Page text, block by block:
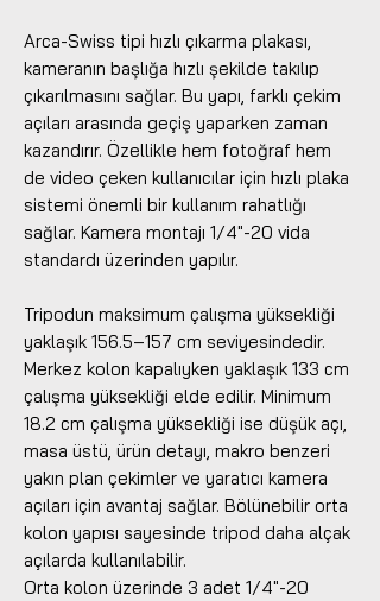
Arca-Swiss tipi hızlı çıkarma plakası,
kameranın başlığa hızlı şekilde takılıp
çıkarılmasını sağlar. Bu yapı, farklı çekim
açıları arasında geçiş yaparken zaman
kazandırır. Özellikle hem fotoğraf hem
de video çeken kullanıcılar için hızlı plaka
sistemi önemli bir kullanım rahatlığı
sağlar. Kamera montajı 1/4"-20 vida
standardı üzerinden yapılır.
Tripodun maksimum çalışma yüksekliği
yaklaşık 156.5–157 cm seviyesindedir.
Merkez kolon kapalıyken yaklaşık 133 cm
çalışma yüksekliği elde edilir. Minimum
18.2 cm çalışma yüksekliği ise düşük açı,
masa üstü, ürün detayı, makro benzeri
yakın plan çekimler ve yaratıcı kamera
açıları için avantaj sağlar. Bölünebilir orta
kolon yapısı sayesinde tripod daha alçak
açılarda kullanılabilir.
Orta kolon üzerinde 3 adet 1/4"-20